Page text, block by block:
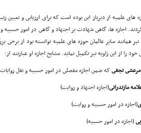
علمیه از دیرباز این بوده است که براى ارزیابى و تعیین
اجازه ها، گاهى شهادت بر اجتهاد و گاهى در امور حسبیه
نیز همانند سایر عالمان حوزه هاى علمیه توانسته بود از
را از این زاویه نیز تکمیل نماید. مشایخ اجازه او عبارتند از:
که ضمن اجازه مفصلى در امور حسبیه و نقل
(اجازه اجتهاد و روایت)
(اجازه در امور حسبیه و روایت)
(اجازه در امور حسبیه)